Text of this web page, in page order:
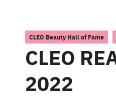
CLEO Beauty Hall of Fame
CLEO
2022